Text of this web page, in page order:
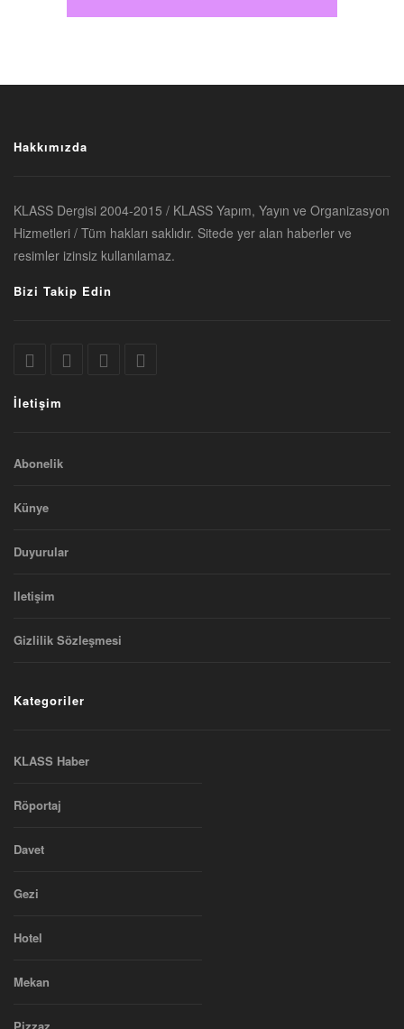
Hakkımızda
KLASS Dergisi 2004-2015 / KLASS Yapım, Yayın ve Organizasyon
Hizmetleri / Tüm hakları saklıdır. Sitede yer alan haberler ve
resimler izinsiz kullanılamaz.
Bizi Takip Edin
İletişim
Abonelik
Künye
Duyurular
Iletişim
Gizlilik Sözleşmesi
Kategoriler
KLASS Haber
Röportaj
Davet
Gezi
Hotel
Mekan